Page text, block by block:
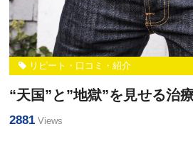
リピート・口コミ・紹介
“天国”と”地獄”を見せる治
2881 Views